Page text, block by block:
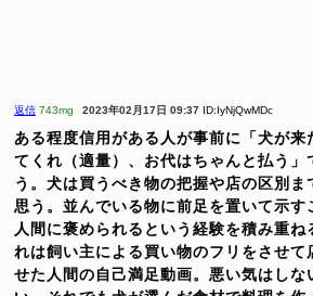
返信 743mg 2023年02月17日 09:37 ID:IyNjQwMDc
ある程度信用がある人が事前に「犬が来
てくれ（適量）、お代はちゃんと払う」
う。犬は買うべき物の把握や店の区別ま
思う。並んでいる物に前足を置いて示す
人間に褒められるという経験を積み重ね
れは飼い主による買い物のフリをさせて
せた人間の自己満足動画。悪い気はしな